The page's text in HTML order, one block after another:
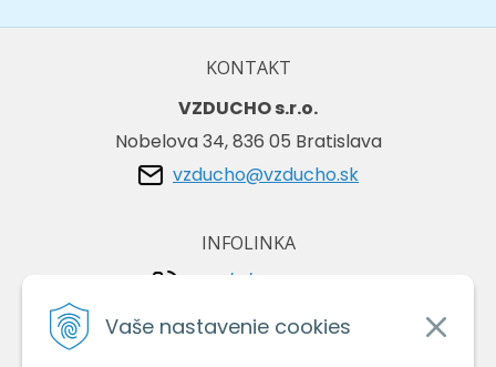
Vaše nastavenie cookies
KONTAKT
VZDUCHO s.r.o.
Nobelova 34, 836 05 Bratislava
vzducho@vzducho.sk
INFOLINKA
+421/2/4464 0134
+421/903 729 042